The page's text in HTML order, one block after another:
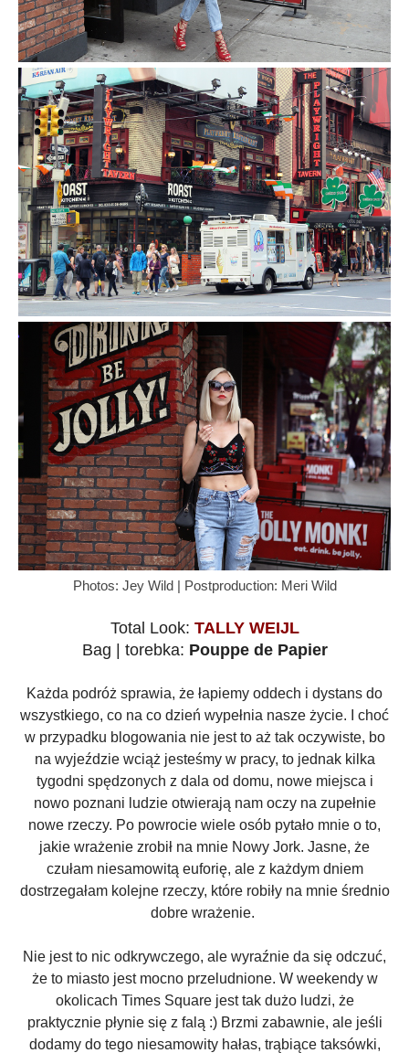
Photos: Jey Wild | Postproduction: Meri Wild
Total Look: TALLY WEIJL
Bag | torebka: Pouppe de Papier
Każda podróż sprawia, że łapiemy oddech i dystans do
wszystkiego, co na co dzień wypełnia nasze życie. I choć
w przypadku blogowania nie jest to aż tak oczywiste, bo
na wyjeździe wciąż jesteśmy w pracy, to jednak kilka
tygodni spędzonych z dala od domu, nowe miejsca i
nowo poznani ludzie otwierają nam oczy na zupełnie
nowe rzeczy. Po powrocie wiele osób pytało mnie o to,
jakie wrażenie zrobił na mnie Nowy Jork. Jasne, że
czułam niesamowitą euforię, ale z każdym dniem
dostrzegałam kolejne rzeczy, które robiły na mnie średnio
dobre wrażenie.
Nie jest to nic odkrywczego, ale wyraźnie da się odczuć,
że to miasto jest mocno przeludnione. W weekendy w
okolicach Times Square jest tak dużo ludzi, że
praktycznie płynie się z falą :) Brzmi zabawnie, ale jeśli
dodamy do tego niesamowity hałas, trąbiące taksówki,